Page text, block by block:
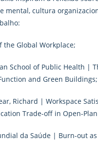
mental, cultura
the Global Workplace;
School of Public Health |
and Green Buildings;
Richard | Workspace
Trade-off in Open-
da Saúde | Burn-out